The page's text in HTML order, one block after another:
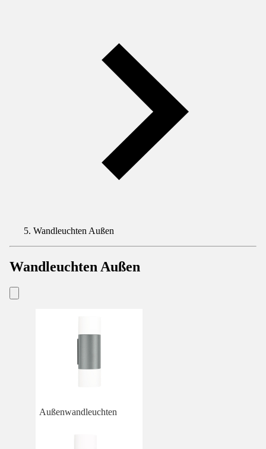
Wandleuchten Außen
Wandleuchten Außen
Außenwandleuchten